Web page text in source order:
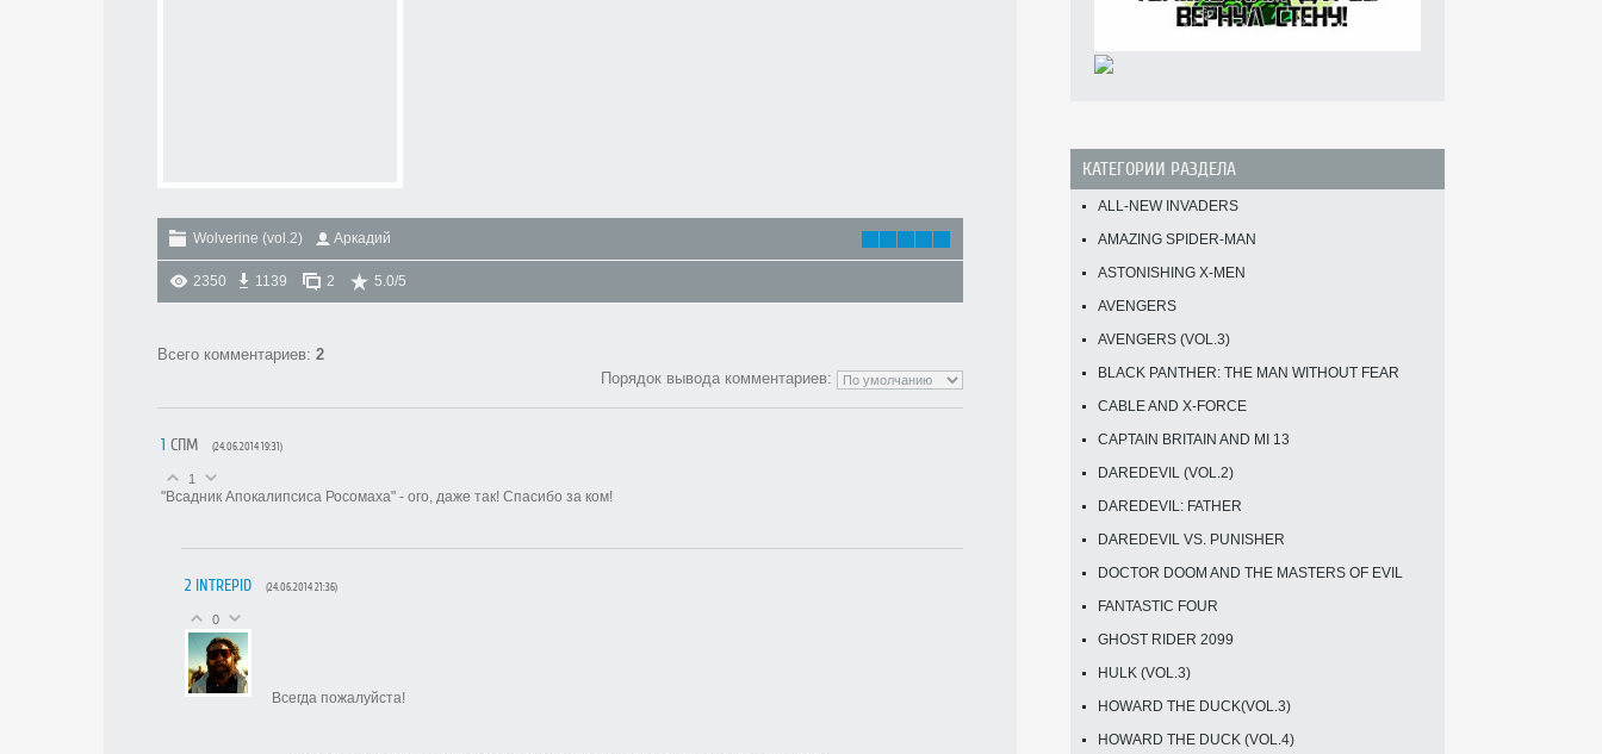
Wolverine (vol.2) Аркадий
2350 1139 2 5.0/5
Всего комментариев: 2
Порядок вывода комментариев:
1 СПМ (24.06.2014 19:31)
1
"Всадник Апокалипсиса Росомаха" - ого, даже так! Спасибо за ком!
2 INTREPID (24.06.2014 21:36)
0
Всегда пожалуйста!
КАТЕГОРИИ РАЗДЕЛА
ALL-NEW INVADERS
AMAZING SPIDER-MAN
ASTONISHING X-MEN
AVENGERS
AVENGERS (VOL.3)
BLACK PANTHER: THE MAN WITHOUT FEAR
CABLE AND X-FORCE
CAPTAIN BRITAIN AND MI 13
DAREDEVIL (VOL.2)
DAREDEVIL: FATHER
DAREDEVIL VS. PUNISHER
DOCTOR DOOM AND THE MASTERS OF EVIL
FANTASTIC FOUR
GHOST RIDER 2099
HULK (VOL.3)
HOWARD THE DUCK(VOL.3)
HOWARD THE DUCK (VOL.4)